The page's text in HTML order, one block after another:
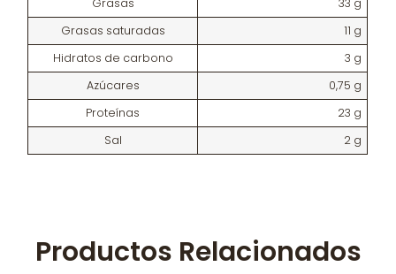
Grasas
33 g
Grasas saturadas
11 g
Hidratos de carbono
3 g
Azúcares
0,75 g
Proteínas
23 g
Sal
2 g
Productos Relacionados